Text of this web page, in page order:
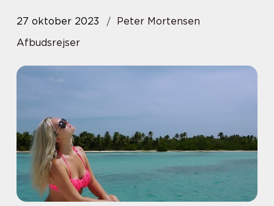
27 oktober 2023
Peter Mortensen
Afbudsrejser